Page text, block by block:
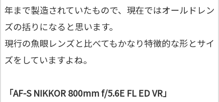
年まで製造されていたもので、現在ではオールドレン
ズの括りになると思います。
現行の魚眼レンズと比べてもかなり特徴的な形とサイ
ズをしていますよね。
「AF-S NIKKOR 800mm f/5.6E FL ED VR」